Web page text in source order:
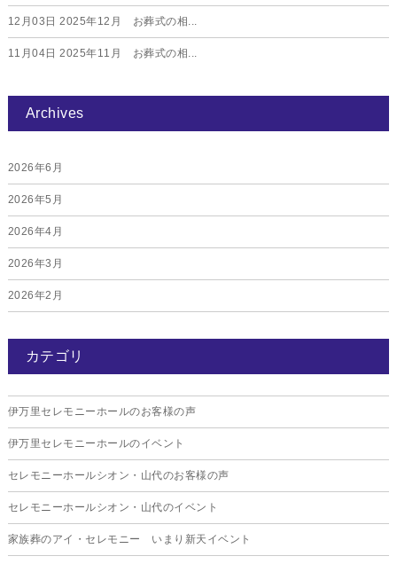
12月03日 2025年12月 お葬式の相...
11月04日 2025年11月 お葬式の相...
Archives
2026年6月
2026年5月
2026年4月
2026年3月
2026年2月
2025年12月
カテゴリ
伊万里セレモニーホールのお客様の声
伊万里セレモニーホールのイベント
セレモニーホールシオン・山代のお客様の声
セレモニーホールシオン・山代のイベント
家族葬のアイ・セレモニー いまり新天イベント